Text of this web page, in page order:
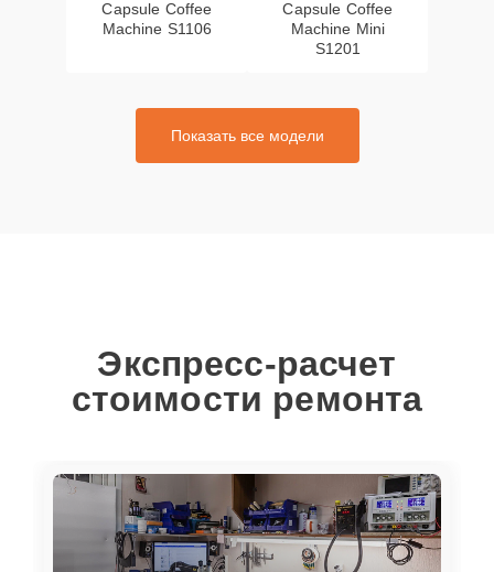
Capsule Coffee
Machine S1106
Capsule Coffee
Machine Mini
S1201
Показать все модели
Экспресс-расчет
стоимости ремонта